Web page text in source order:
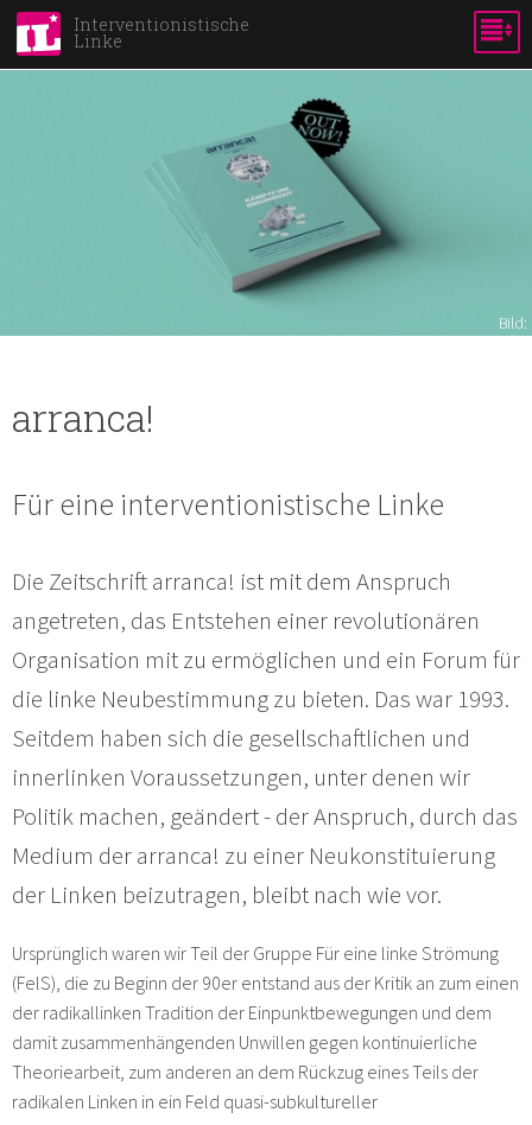
Skip to
content
Interventionistische
Linke
Bild:
arranca!
Für eine interventionistische Linke
Die Zeitschrift arranca! ist mit dem Anspruch
angetreten, das Entstehen einer revolutionären
Organisation mit zu ermöglichen und ein Forum für
die linke Neubestimmung zu bieten. Das war 1993.
Seitdem haben sich die gesellschaftlichen und
innerlinken Voraussetzungen, unter denen wir
Politik machen, geändert - der Anspruch, durch das
Medium der arranca! zu einer Neukonstituierung
der Linken beizutragen, bleibt nach wie vor.
Ursprünglich waren wir Teil der Gruppe Für eine linke Strömung
(FelS), die zu Beginn der 90er entstand aus der Kritik an zum einen
der radikallinken Tradition der Einpunktbewegungen und dem
damit zusammenhängenden Unwillen gegen kontinuierliche
Theoriearbeit, zum anderen an dem Rückzug eines Teils der
radikalen Linken in ein Feld quasi-subkultureller